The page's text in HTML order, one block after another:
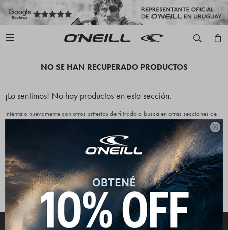


NO SE HAN RECUPERADO PRODUCTOS
¡Lo sentimos! No hay productos en esta sección.
Inténtalo nuevamente con otros criterios de filtrado o busca en otras secciones de
Filtrando por: O'Neill Quitar filtros
Te recomendamos quitar: Indumentaria Canguros